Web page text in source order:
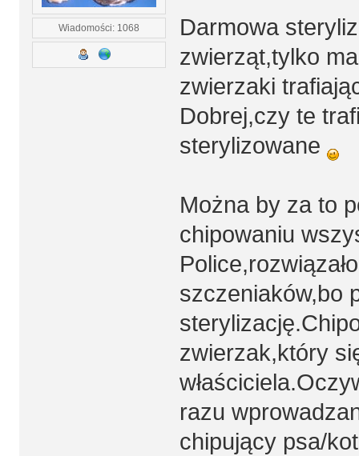
Wiadomości: 1068
Darmowa
zwierząt,tylko
zwierzaki
Dobrej,czy te
sterylizowane
Można by za to
chipowaniu
szczeniaków,bo
zwierzak,który
razu
chipujący psa/